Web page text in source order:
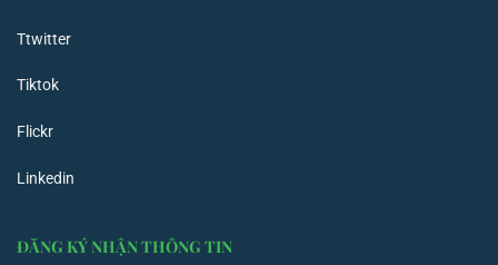
Ttwitter
Tiktok
Flickr
Linkedin
ĐĂNG KÝ NHẬN THÔNG TIN